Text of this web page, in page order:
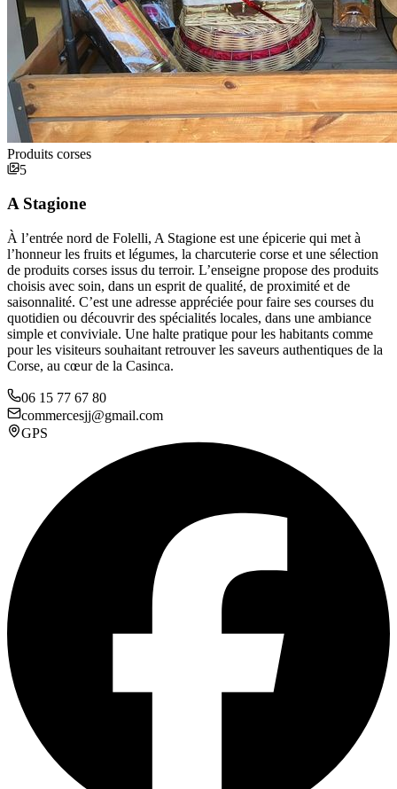
Produits corses
5
A Stagione
À l’entrée nord de Folelli, A Stagione est une épicerie qui met à
l’honneur les fruits et légumes, la charcuterie corse et une sélection
de produits corses issus du terroir. L’enseigne propose des produits
choisis avec soin, dans un esprit de qualité, de proximité et de
saisonnalité. C’est une adresse appréciée pour faire ses courses du
quotidien ou découvrir des spécialités locales, dans une ambiance
simple et conviviale. Une halte pratique pour les habitants comme
pour les visiteurs souhaitant retrouver les saveurs authentiques de la
Corse, au cœur de la Casinca.
06 15 77 67 80
commercesjj@gmail.com
GPS